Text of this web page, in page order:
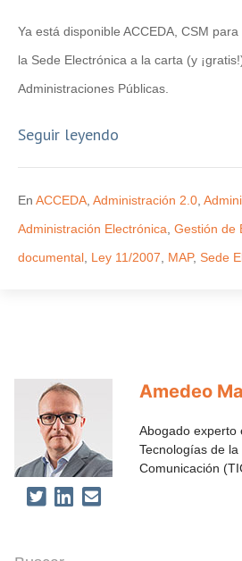
Ya está disponible ACCEDA, CSM
la Sede Electrónica a la carta (y
Administraciones Públicas.
Seguir leyendo
En ACCEDA Administración 2.0
Administración Electrónica Gestión de
documental Ley 11/2007 MAP, Sede
Amedeo
Abogado experto
Tecnologías de
Comunicación